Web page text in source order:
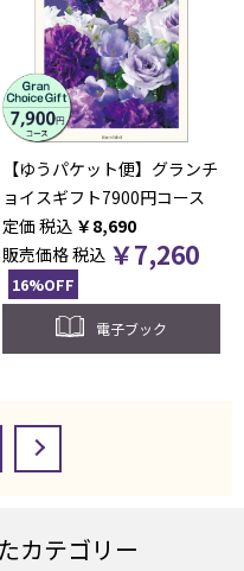
【ゆうパケット便】グランチ
ョイスギフト7900円コース
税込 ￥8,690
販売価格税込 ￥7,260
16%OFF
電子ブック
カテゴリー